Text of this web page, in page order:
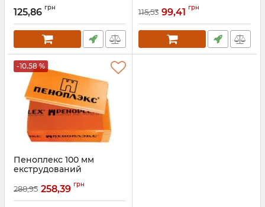
Артикул: 024
125,86 грн
Артикул: 023
115,53 99,41 грн
-10.58 %
Пеноплекс 100 мм
екструдований
Артикул: 025
288,95 258,39 грн